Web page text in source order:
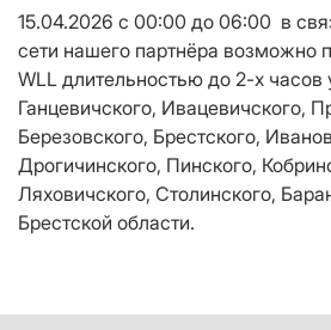
15.04.2026 с 00:00 до 06:00 в
сети нашего партнёра возможно
WLL длительностью до 2-х часов
Ганцевичского, Ивацевичского,
Березовского, Брестского,
Дрогичинского, Пинского,
Ляховичского, Столинского,
Брестской области.